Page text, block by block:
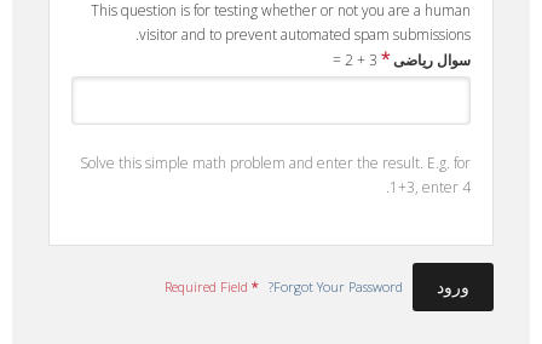
This question is for testing whether or not you are a human
visitor and to prevent automated spam submissions.
سوال ریاضی*
3 + 2 =
Solve this simple math problem and enter the result. E.g. for
1+3, enter 4.
Forgot Your Password?
*
Required Field